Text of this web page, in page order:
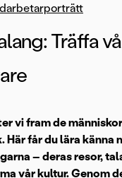
Träffa
vi fram de
Här får du lära känna
– deras resor,
vår kultur. Genom